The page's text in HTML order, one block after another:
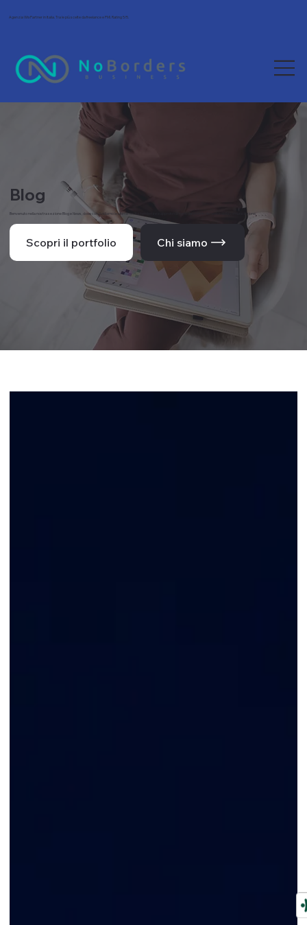
Agenzia Wix Partner in Italia. Tra le più scelte da freelance e PMI. Rating 5/5.
Blog
Benvenuto nella nostra sezione Blog e News, dove condividiamo le ultime novità, tendenze e approfondimenti dal mondo del web e della comunicazione.
Scopri il portfolio Chi siamo